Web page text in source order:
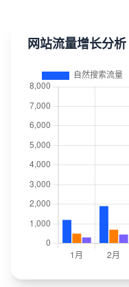
网站流量增长分析